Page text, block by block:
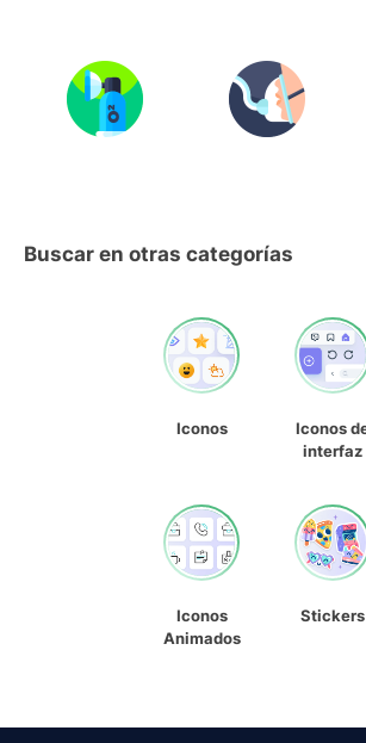
Buscar en otras categorías
Iconos
Iconos
interfaz
Iconos
Animados
Stickers